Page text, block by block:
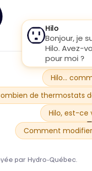
par Hydro-Québec.